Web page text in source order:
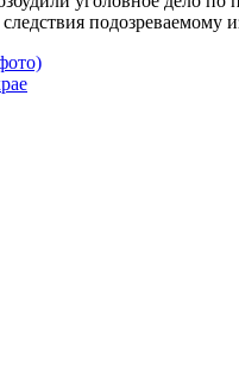
подозреваемому